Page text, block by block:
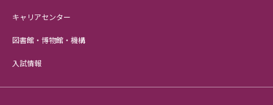
キャリアセンター
図書館・博物館・機構
入試情報